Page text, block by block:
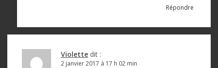
Répondre
Violette dit :
2 janvier 2017 à 17 h 02 min